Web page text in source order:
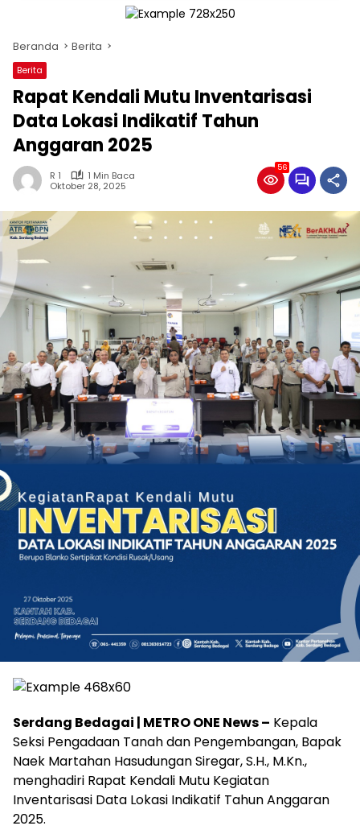
Beranda Berita
Berita
Rapat Kendali Mutu Inventarisasi
Data Lokasi Indikatif Tahun
Anggaran 2025
R 1
1 Min Baca
Oktober 28, 2025
56
Serdang Bedagai | METRO ONE News – Kepala
Seksi Pengadaan Tanah dan Pengembangan, Bapak
Naek Martahan Hasudungan Siregar, S.H., M.Kn.,
menghadiri Rapat Kendali Mutu Kegiatan
Inventarisasi Data Lokasi Indikatif Tahun Anggaran
2025.